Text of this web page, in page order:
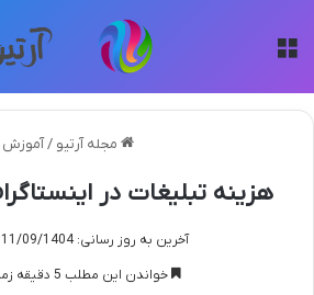
مجله آرتیو /آموزش
هزینه تبلیغات در
آخرین به روز رسانی: 11/09/1404
خواندن این مطلب 5 دقیقه زمان میبرد